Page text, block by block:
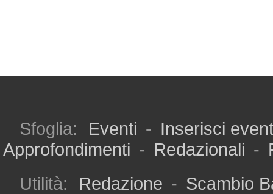
Sfoglia: Eventi - Inserisci
Approfondimenti - Redazionali -
Utilità:
Redazione - Scambio